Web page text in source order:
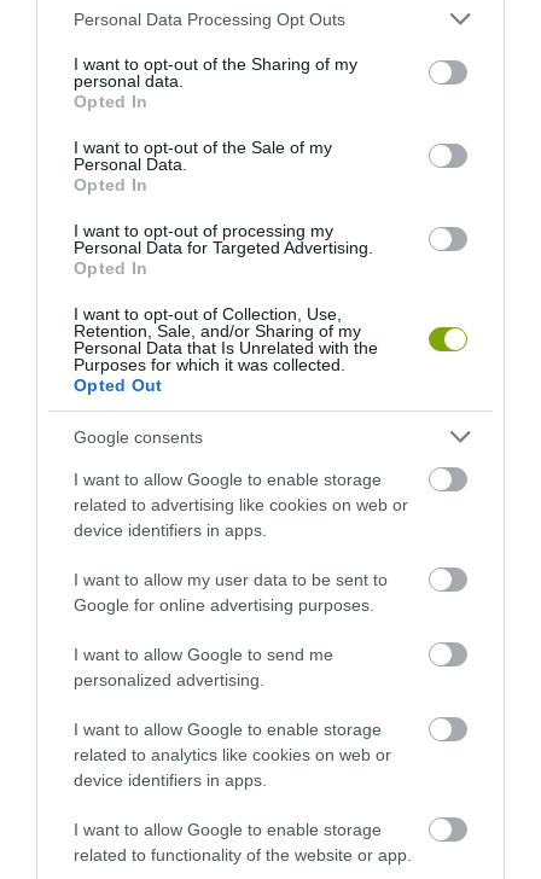
Please note that this website/app uses one or more Google
not limited to your visit or usage behaviour. You may click to
grant or deny consent to Google and its third-party tags to
use your data for below specified purposes in below Google
consent section.
Personal Data Processing Opt Outs
I want to opt-out of the Sharing of my
personal data.
Opted In
I want to opt-out of the Sale of my
Personal Data.
Opted In
I want to opt-out of processing my
Personal Data for Targeted Advertising.
Opted In
I want to opt-out of Collection, Use,
Retention, Sale, and/or Sharing of my
Personal Data that Is Unrelated with the
Purposes for which it was collected.
Opted Out
Google consents
I want to allow Google to enable storage
related to advertising like cookies on web or
device identifiers in apps.
I want to allow my user data to be sent to
Google for online advertising purposes.
I want to allow Google to send me
personalized advertising.
I want to allow Google to enable storage
related to analytics like cookies on web or
device identifiers in apps.
I want to allow Google to enable storage
related to functionality of the website or app.
NEM CSAK A RITKASÁGOK BAJBAN VANNAK: A HÉTKÖZNAPI
MADARAK ÉS PILLANGÓK CSENDES ELTŰNÉSE A NAGYOBB
2026-08-03
1